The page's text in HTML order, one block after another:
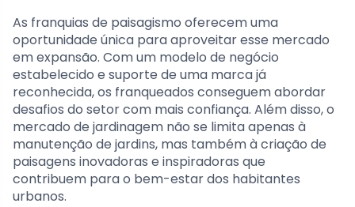
As franquias de paisagismo oferecem uma
oportunidade única para aproveitar esse mercado
em expansão. Com um modelo de negócio
estabelecido e suporte de uma marca já
reconhecida, os franqueados conseguem abordar
desafios do setor com mais confiança. Além disso, o
mercado de jardinagem não se limita apenas à
manutenção de jardins, mas também à criação de
paisagens inovadoras e inspiradoras que
contribuem para o bem-estar dos habitantes
urbanos.